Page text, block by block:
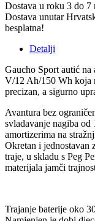
Dostava u roku 3 do 7
Dostava unutar
besplatna!
Detalji
Gaucho Sport autić na
V/12 Ah/150 Wh koja
precizan, a sigurno
Avantura bez
svladavanje nagiba
amortizerima na
Okretan i jednostavan
traje, u skladu s Peg
materijala jamči
Trajanje baterije oko